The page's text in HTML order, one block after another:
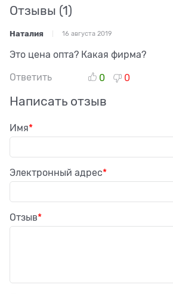
Отзывы (1)
Наталия 16 августа 2019
Это цена опта? Какая фирма?
Ответить 0 0
Написать отзыв
Имя
Электронный адрес
Отзыв